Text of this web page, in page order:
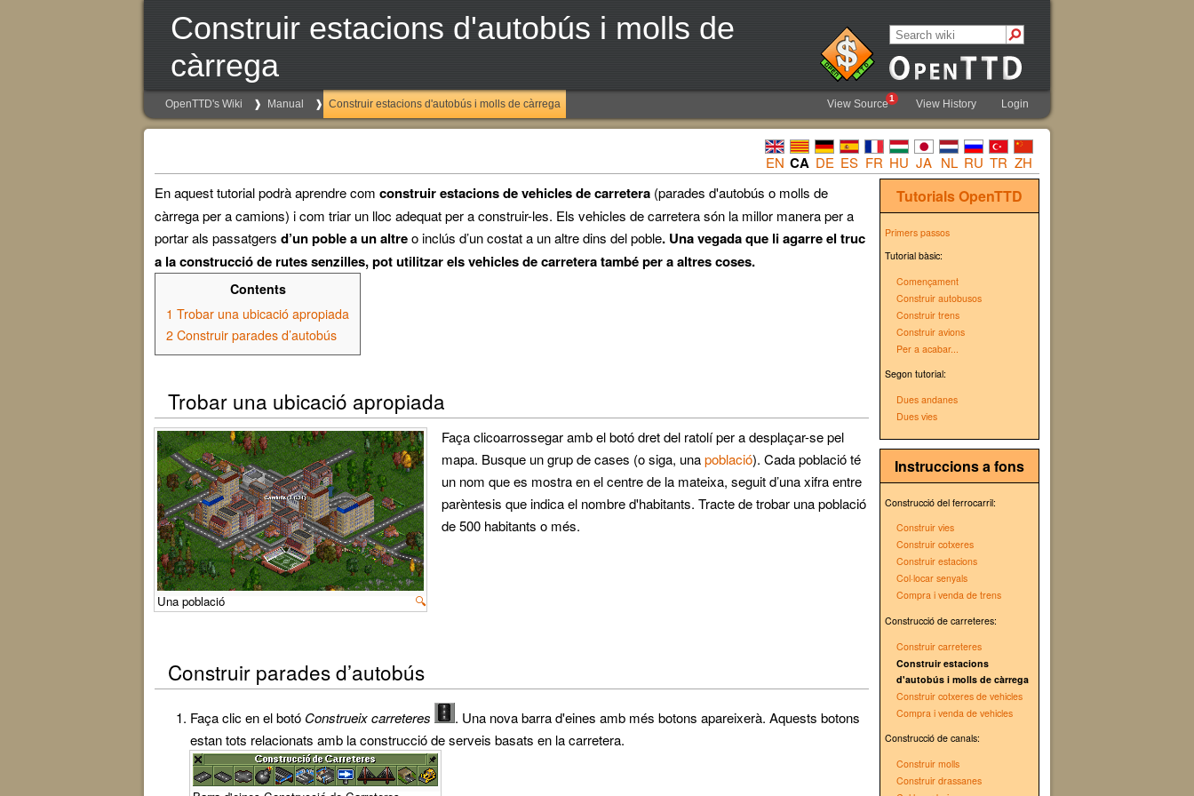
Construir estacions d'autobús i molls de
càrrega
OpenTTD's Wiki Manual Construir estacions d'autobús i molls de càrrega View Source1 View History Login
EN CA DE ES FR HU JA NL RU TR ZH
TutorialsOpenTTD
Primers passos
Tutorial bàsic:
Començament
Construir autobusos
Construir trens
Construir avions
Per a acabar...
Segon tutorial:
Dues andanes
Dues vies
Instruccions a fons
Construcció del ferrocarril:
Construir vies
Construir cotxeres
Construir estacions
Col·locar senyals
Compra i venda de trens
Construcció de carreteres:
Construir carreteres
Construir estacions
d'autobús i molls de càrrega
Construir cotxeres de vehicles
Compra i venda de vehicles
Construcció de canals:
Construir molls
Construir drassanes
En aquest tutorial podrà aprendre com construir estacions de vehicles de carretera (parades d'autobús o molls de
càrrega per a camions) i com triar un lloc adequat per a construir-les. Els vehicles de carretera són la millor manera per a
portar als passatgers d’un poble a un altreo inclús d’un costat a un altre dins del poble. Una vegada que li agarre el truc
a la construcció de rutes senzilles, pot utilitzar els vehicles de carretera també per a altres coses.
Contents
1 Trobar una ubicació apropiada
2 Construir parades d’autobús
Trobar una ubicació apropiada
🔍
Una població
Faça clicoarrossegar amb el botó dret del ratolí per a desplaçar-se pel
mapa. Busque un grup de cases (o siga, unapoblació). Cada població té
un nom que es mostra en el centre de la mateixa, seguit d’una xifra entre
parèntesis que indica el nombre d'habitants. Tracte de trobar una població
de 500 habitants o més.
Construir parades d’autobús
Faça clic en el botó Construeix carreteres
. Una nova barra d'eines amb més botons apareixerà. Aquests botons
estan tots relacionats amb la construcció de serveis basats en la carretera.